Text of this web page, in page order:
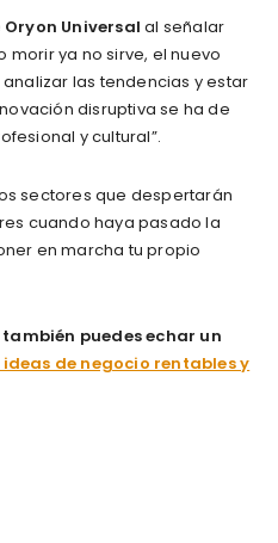
Oryon Universal al señalar
morir ya no sirve, el nuevo
las tendencias y estar
disruptiva se ha de
y cultural”.
sectores que despertarán
cuando haya pasado la
en marcha tu propio
puedes echar un
de negocio rentables y